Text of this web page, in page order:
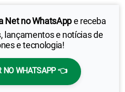
Net no WhatsAppe receba
lançamentos e notícias de
e tecnologia!
NO WHATSAPP 👈